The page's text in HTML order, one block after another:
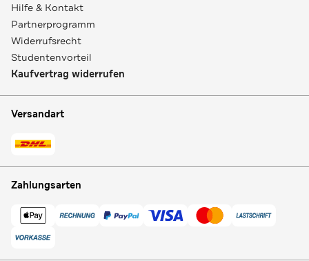
Hilfe & Kontakt
Partnerprogramm
Widerrufsrecht
Studentenvorteil
Kaufvertrag widerrufen
Versandart
Zahlungsarten